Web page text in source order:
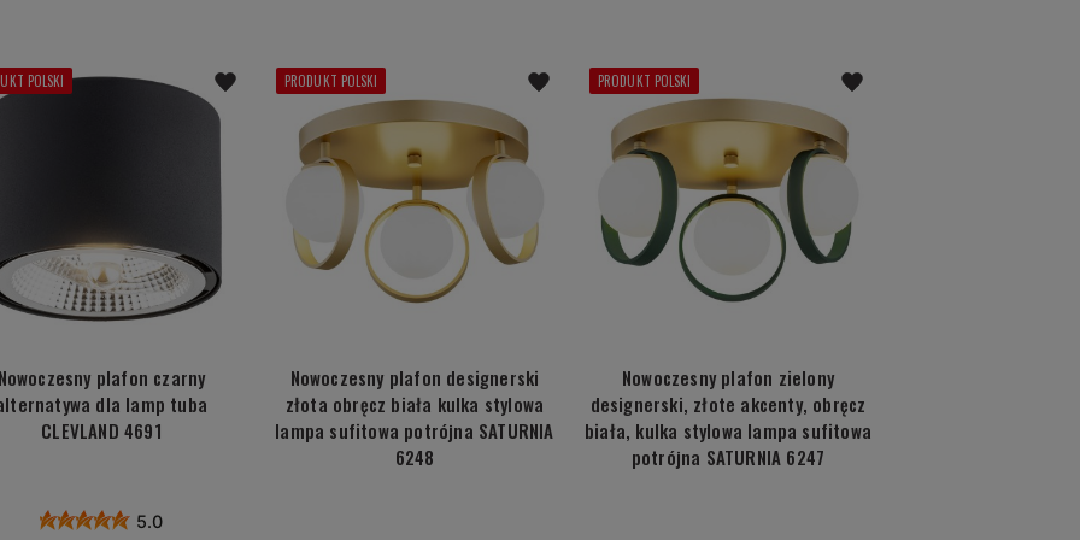
plafon czarny
dla lamp tuba
CLEVLAND 4691
5.0
POLSKI
Nowoczesny plafon designerski
złota obręcz biała kulka stylowa
lampa sufitowa potrójna SATURNIA
6248
PRODUKT POLSKI
Nowoczesny plafon zielony
designerski, złote akcenty, obręcz
biała, kulka stylowa lampa sufitowa
potrójna SATURNIA 6247
PRODUKT POLSKI